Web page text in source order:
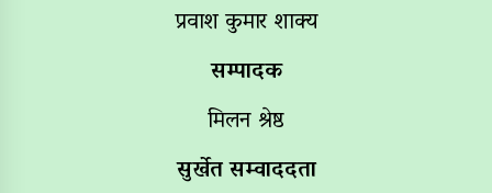
प्रवाश कुमार शाक्य
सम्पादक
मिलन श्रेष्ठ
सुर्खेत सम्वाददता